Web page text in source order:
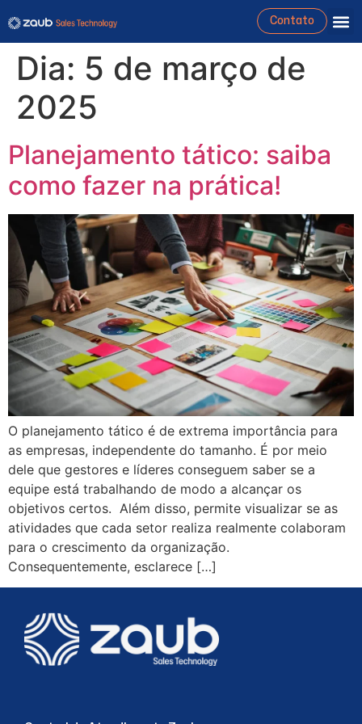
Contato
Dia: 5 de março de
2025
Planejamento tático: saiba
como fazer na prática!
O planejamento tático é de extrema importância para
as empresas, independente do tamanho. É por meio
dele que gestores e líderes conseguem saber se a
equipe está trabalhando de modo a alcançar os
objetivos certos. Além disso, permite visualizar se as
atividades que cada setor realiza realmente colaboram
para o crescimento da organização.
Consequentemente, esclarece […]